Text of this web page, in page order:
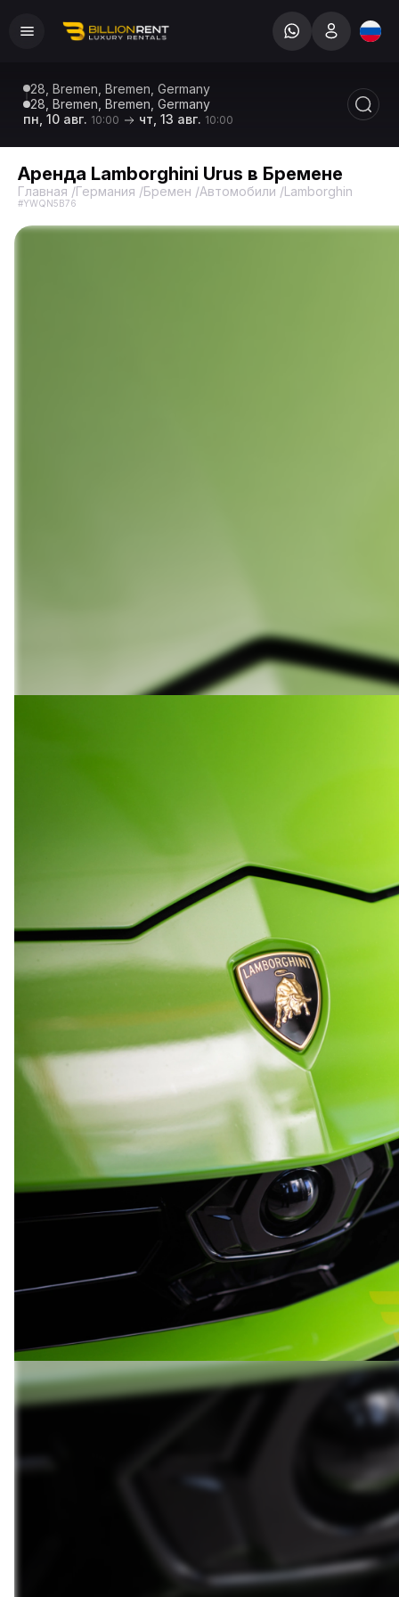
28, Bremen, Bremen, Germany
28, Bremen, Bremen, Germany
пн, 10 авг. 10:00 чт, 13 авг. 10:00
Аренда Lamborghini Urus в Бремене
Главная /Германия /Бремен /Автомобили /Lamborghini
#YWQN5B76